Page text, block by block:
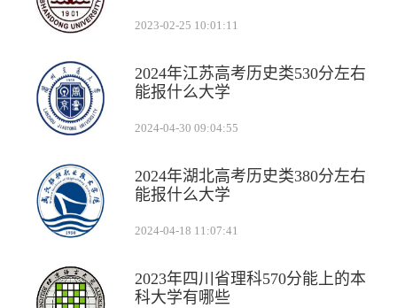
2023-02-25 10:01:11
2024年江苏高考历史类530分左右
能报什么大学
2024-04-30 09:04:55
2024年湖北高考历史类380分左右
能报什么大学
2024-04-18 11:07:41
2023年四川省理科570分能上的本
科大学有哪些